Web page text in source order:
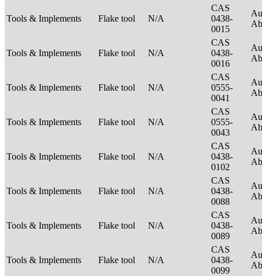
Tools & Implements Flake tool N/A
CAS
0438-
0015
Tools & Implements Flake tool N/A
CAS
0438-
0016
Tools & Implements Flake tool N/A
CAS
0555-
0041
Tools & Implements Flake tool N/A
CAS
0555-
0043
Tools & Implements Flake tool N/A
CAS
0438-
0102
Tools & Implements Flake tool N/A
CAS
0438-
0088
Tools & Implements Flake tool N/A
CAS
0438-
0089
Tools & Implements Flake tool N/A
CAS
0438-
0099